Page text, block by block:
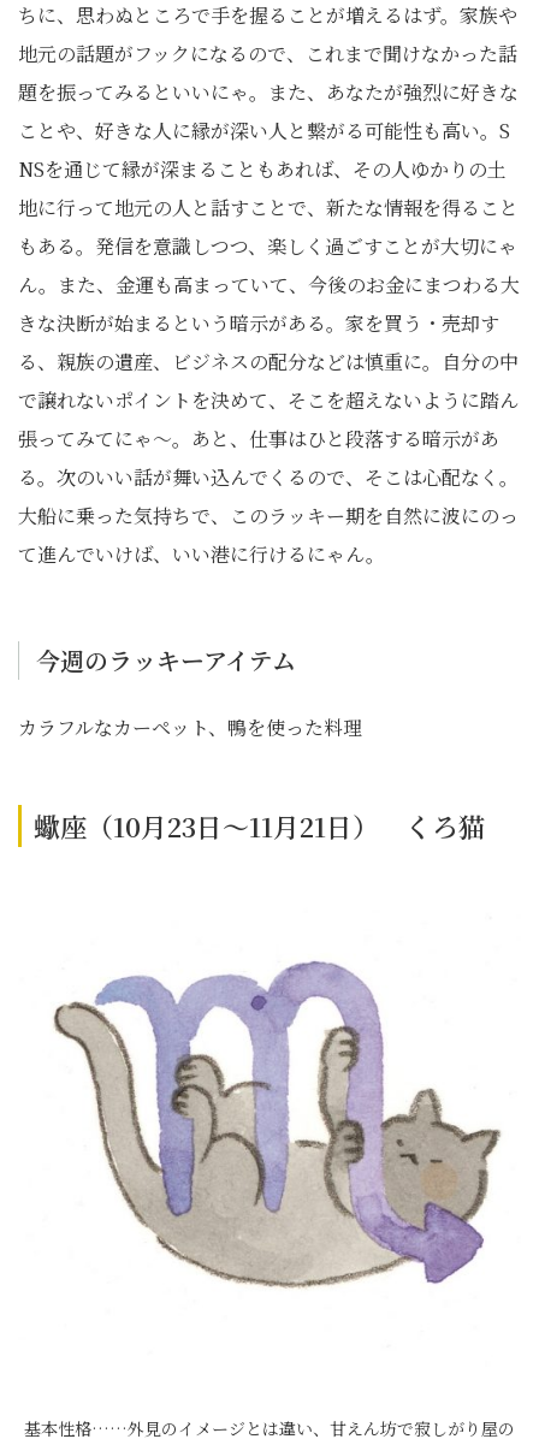
ちに、思わぬところで手を握ることが増えるはず。家族や
地元の話題がフックになるので、これまで聞けなかった話
題を振ってみるといいにゃ。また、あなたが強烈に好きな
ことや、好きな人に縁が深い人と繋がる可能性も高い。S
NSを通じて縁が深まることもあれば、その人ゆかりの土
地に行って地元の人と話すことで、新たな情報を得ること
もある。発信を意識しつつ、楽しく過ごすことが大切にゃ
ん。また、金運も高まっていて、今後のお金にまつわる大
きな決断が始まるという暗示がある。家を買う・売却す
る、親族の遺産、ビジネスの配分などは慎重に。自分の中
で譲れないポイントを決めて、そこを超えないように踏ん
張ってみてにゃ〜。あと、仕事はひと段落する暗示があ
る。次のいい話が舞い込んでくるので、そこは心配なく。
大船に乗った気持ちで、このラッキー期を自然に波にのっ
て進んでいけば、いい港に行けるにゃん。
今週のラッキーアイテム
カラフルなカーペット、鴨を使った料理
蠍座（10月23日～11月21日） くろ猫
基本性格……外見のイメージとは違い、甘えん坊で寂しがり屋の